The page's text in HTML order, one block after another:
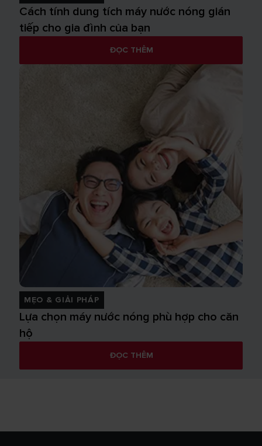
Cách tính dung tích máy nước nóng gián
tiếp cho gia đình của bạn
ĐỌC THÊM
MẸO & GIẢI PHÁP
Lựa chọn máy nước nóng phù hợp cho căn
hộ
ĐỌC THÊM